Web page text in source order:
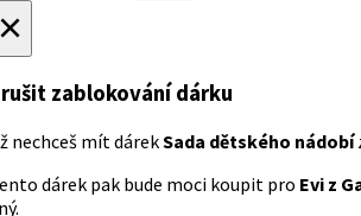
zablokování dárku
nechceš mít dárekSada dětského nádobí
dárek pak bude moci koupit pro Evi z